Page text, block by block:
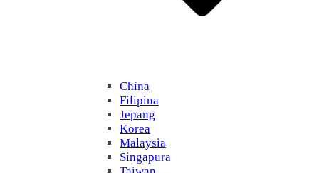
China
Filipina
Jepang
Korea
Malaysia
Singapura